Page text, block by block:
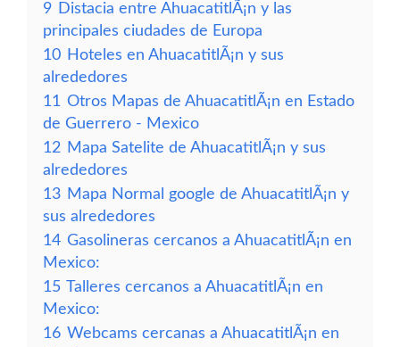
9 Distacia entre AhuacatitlÃ¡n y las
principales ciudades de Europa
10 Hoteles en AhuacatitlÃ¡n y sus
alrededores
11 Otros Mapas de AhuacatitlÃ¡n en Estado
de Guerrero - Mexico
12 Mapa Satelite de AhuacatitlÃ¡n y sus
alrededores
13 Mapa Normal google de AhuacatitlÃ¡n y
sus alrededores
14 Gasolineras cercanos a AhuacatitlÃ¡n en
Mexico:
15 Talleres cercanos a AhuacatitlÃ¡n en
Mexico:
16 Webcams cercanas a AhuacatitlÃ¡n en